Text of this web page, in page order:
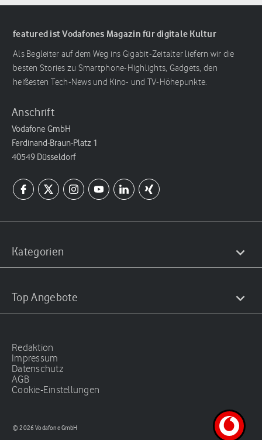
featured ist Vodafones Magazin für digitale Kultur
Als Begleiter auf dem Weg ins Gigabit-Zeitalter liefern wir die
besten Stories zu Smartphone-Highlights, Gadgets, den
heißesten Tech-News und Kino- und TV-Höhepunkte.
Anschrift
Vodafone GmbH
Ferdinand-Braun-Platz 1
40549 Düsseldorf
Kategorien
Top Angebote
Redaktion
Impressum
Datenschutz
AGB
Cookie-Einstellungen
© 2026 Vodafone GmbH